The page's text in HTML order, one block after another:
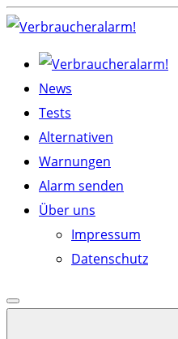
Skip
content
News
Tests
Alternativen
Warnungen
Alarm senden
Über uns
Impressum
Datenschutz